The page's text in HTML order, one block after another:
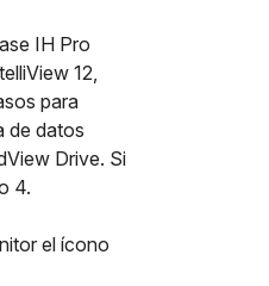
IH Pro
12,
para
de datos
Drive. Si
4.
el ícono